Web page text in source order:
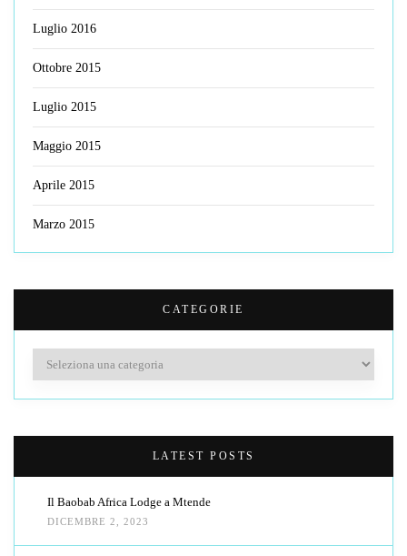
Luglio 2016
Ottobre 2015
Luglio 2015
Maggio 2015
Aprile 2015
Marzo 2015
CATEGORIE
LATEST POSTS
Il Baobab Africa Lodge a Mtende
DICEMBRE 2, 2023